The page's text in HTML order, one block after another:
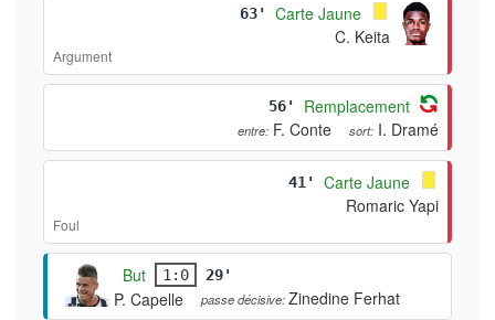
63'
Carte Jaune
C. Keita
Argument
56' Remplacement
entre: F. Conte sort: I. Dramé
41'
Carte Jaune
Romaric Yapi
Foul
But 1:0 29'
P. Capelle passe décisive:Zinedine Ferhat